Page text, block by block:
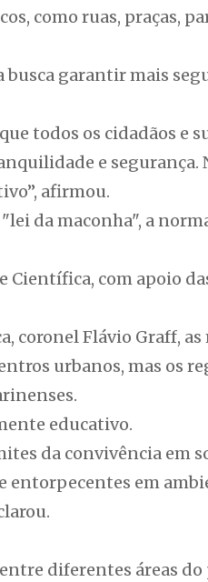
como ruas, praças,
garantir mais
todos os cidadãos e
e segurança.
afirmou.
da maconha", a
Científica, com apoio
coronel Flávio Graff, as
urbanos, mas os
educativo.
da convivência em
entorpecentes em
diferentes áreas